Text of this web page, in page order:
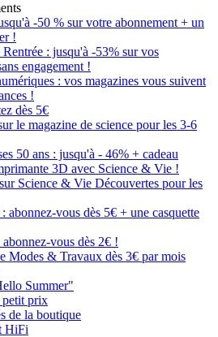
-50 % sur votre abonnement + un
!
: jusqu'à -53% sur vos
engagement !
: vos magazines vous suivent
!
dès 5€
le magazine de science pour les 3-6
50 ans : jusqu'à - 46% + cadeau
3D avec Science & Vie !
Science & Vie Découvertes pour les
abonnez-vous dès 5€ + une casquette
vous dès 2€ !
Modes & Travaux dès 3€ par mois
Summer"
petit prix
de la boutique
HiFi